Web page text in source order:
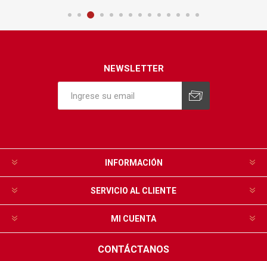
NEWSLETTER
INFORMACIÓN
SERVICIO AL CLIENTE
MI CUENTA
CONTÁCTANOS